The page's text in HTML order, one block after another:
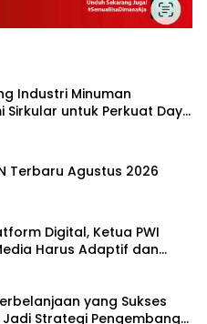
Industri Minuman
Sirkular untuk Perkuat Daya
Terbaru Agustus 2026
Digital, Ketua PWI
Harus Adaptif dan
yang Sukses
Strategi Pengembang